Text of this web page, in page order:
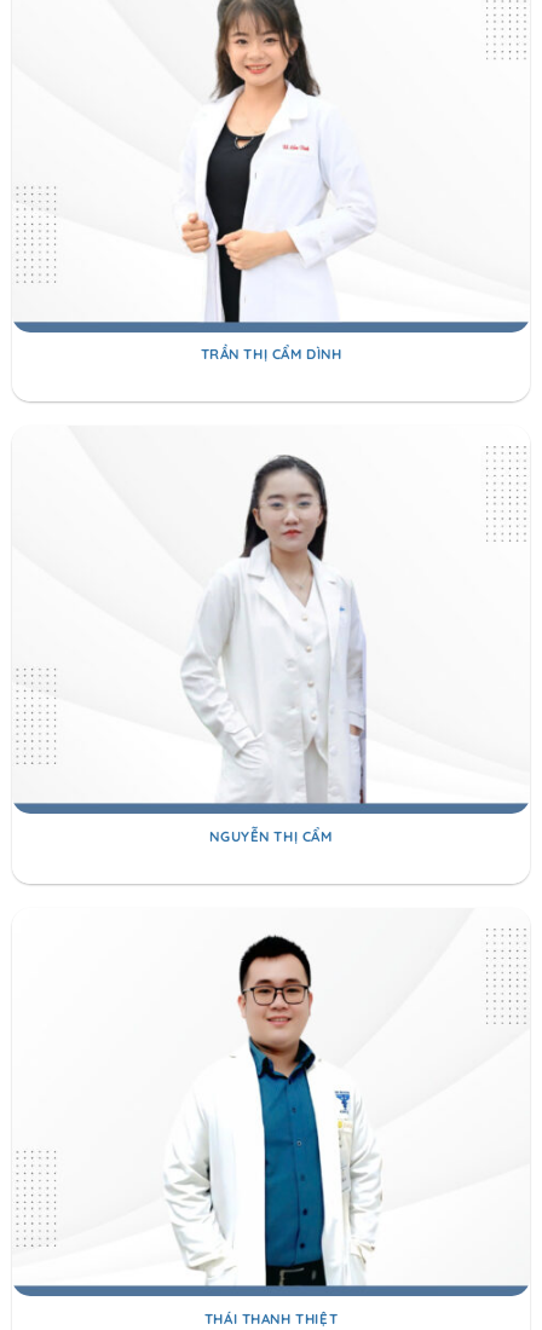
TRẦN THỊ CẨM DÌNH
NGUYỄN THỊ CẨM
THÁI THANH THIỆT